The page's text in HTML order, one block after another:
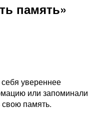
память»
увереннее
или запоминали
память.